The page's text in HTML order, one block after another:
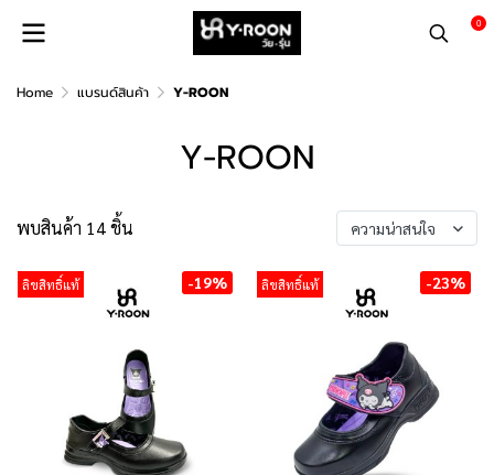
0
Home แบรนด์สินค้า Y-ROON
Y-ROON
พบสินค้า 14 ชิ้น ความน่าสนใจ
ลิขสิทธิ์แท้ -19% ลิขสิทธิ์แท้ -23%